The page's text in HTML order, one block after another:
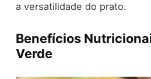
a versatilidade do prato.
Benefícios
Verde